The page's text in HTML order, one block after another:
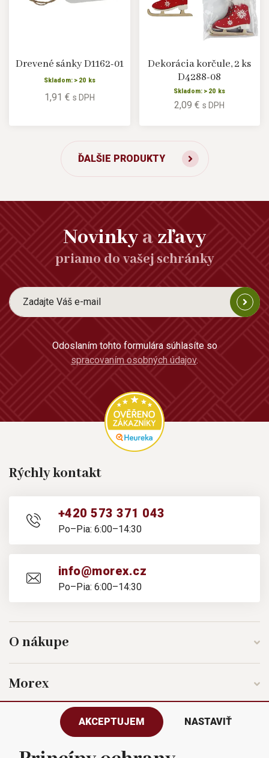
Drevené sánky D1162-01
Skladom: > 20 ks
1,91 € s DPH
Dekorácia korčule, 2 ks
D4288-08
Skladom: > 20 ks
2,09 €s DPH
ĎALŠIE PRODUKTY
Novinkyazľavy
priamo do vašej schránky
Odoslaním tohto formulára súhlasíte so
spracovaním osobných údajov.
Rýchly kontakt
+420 573 371 043
Po–Pia: 6:00–14:30
info@morex.cz
Po–Pia: 6:00–14:30
O nákupe
Morex
Sledujte nás
AKCEPTUJEM NASTAVIŤ